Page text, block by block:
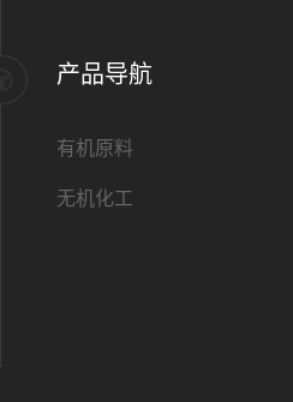
产品导航
有机原料
无机化工